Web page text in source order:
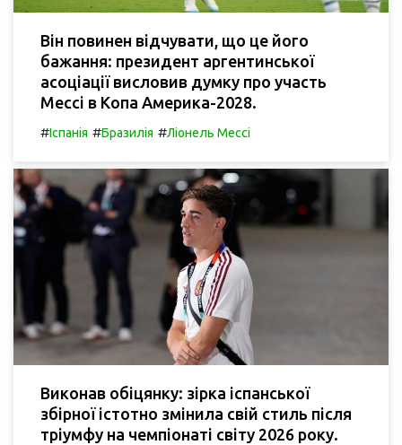
Він повинен відчувати, що це його
бажання: президент аргентинської
асоціації висловив думку про участь
Мессі в Копа Америка-2028.
#Іспанія #Бразилія #Ліонель Мессі
Виконав обіцянку: зірка іспанської
збірної істотно змінила свій стиль після
тріумфу на чемпіонаті світу 2026 року.